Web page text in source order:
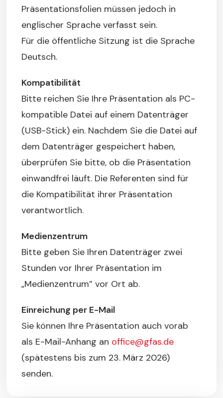
Präsentationsfolien müssen jedoch in
englischer Sprache verfasst sein.
Für die öffentliche Sitzung ist die Sprache
Deutsch.
Kompatibilität
Bitte reichen Sie Ihre Präsentation als PC-
kompatible Datei auf einem Datenträger
(USB-Stick) ein. Nachdem Sie die Datei auf
dem Datenträger gespeichert haben,
überprüfen Sie bitte, ob die Präsentation
einwandfrei läuft. Die Referenten sind für
die Kompatibilität ihrer Präsentation
verantwortlich.
Medienzentrum
Bitte geben Sie Ihren Datenträger zwei
Stunden vor Ihrer Präsentation im
„Medienzentrum” vor Ort ab.
Einreichung per E-Mail
Sie können Ihre Präsentation auch vorab
als E-Mail-Anhang an office@gfas.de
(spätestens bis zum 23. März 2026)
senden.